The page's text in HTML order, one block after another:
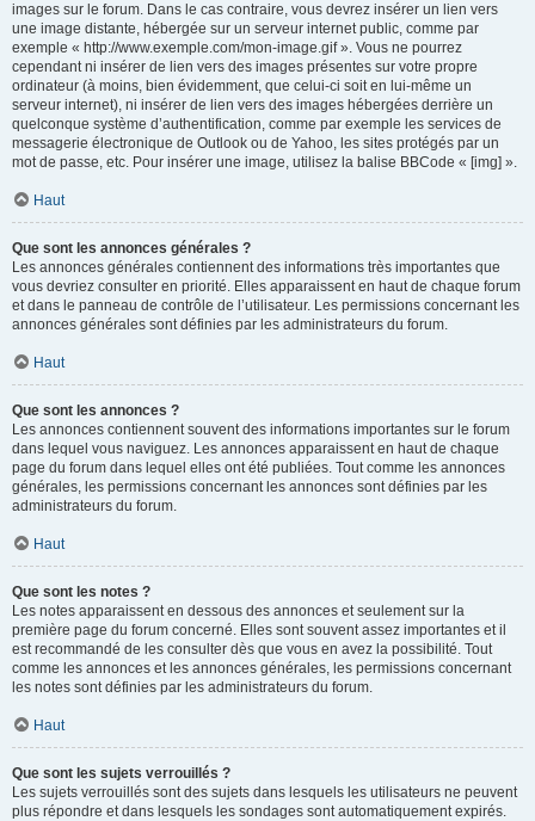
images sur le forum. Dans le cas contraire, vous devrez insérer un lien vers
une image distante, hébergée sur un serveur internet public, comme par
exemple « http://www.exemple.com/mon-image.gif ». Vous ne pourrez
cependant ni insérer de lien vers des images présentes sur votre propre
ordinateur (à moins, bien évidemment, que celui-ci soit en lui-même un
serveur internet), ni insérer de lien vers des images hébergées derrière un
quelconque système d’authentification, comme par exemple les services de
messagerie électronique de Outlook ou de Yahoo, les sites protégés par un
mot de passe, etc. Pour insérer une image, utilisez la balise BBCode « [img] ».
Haut
Que sont les annonces générales ?
Les annonces générales contiennent des informations très importantes que
vous devriez consulter en priorité. Elles apparaissent en haut de chaque forum
et dans le panneau de contrôle de l’utilisateur. Les permissions concernant les
annonces générales sont définies par les administrateurs du forum.
Haut
Que sont les annonces ?
Les annonces contiennent souvent des informations importantes sur le forum
dans lequel vous naviguez. Les annonces apparaissent en haut de chaque
page du forum dans lequel elles ont été publiées. Tout comme les annonces
générales, les permissions concernant les annonces sont définies par les
administrateurs du forum.
Haut
Que sont les notes ?
Les notes apparaissent en dessous des annonces et seulement sur la
première page du forum concerné. Elles sont souvent assez importantes et il
est recommandé de les consulter dès que vous en avez la possibilité. Tout
comme les annonces et les annonces générales, les permissions concernant
les notes sont définies par les administrateurs du forum.
Haut
Que sont les sujets verrouillés ?
Les sujets verrouillés sont des sujets dans lesquels les utilisateurs ne peuvent
plus répondre et dans lesquels les sondages sont automatiquement expirés.